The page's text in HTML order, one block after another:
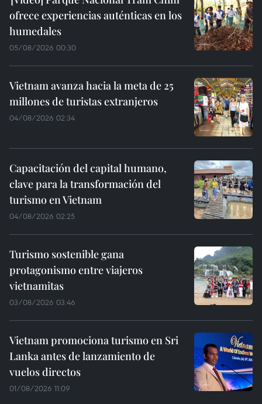
ofrece experiencias auténticas en los
humedales
05/08/2026 00:30
Vietnam avanza hacia la meta de 25
millones de turistas extranjeros
04/08/2026 02:34
Capacitación del capital humano,
clave para la transformación del
turismo en Vietnam
04/08/2026 02:25
Turismo sostenible gana
protagonismo entre viajeros
vietnamitas
03/08/2026 03:46
Vietnam promociona turismo en Sri
Lanka antes de lanzamiento de
vuelos directos
01/08/2026 11:09